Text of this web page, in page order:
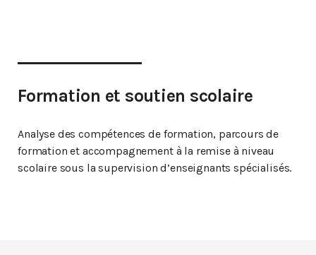
Formation et soutien scolaire
Analyse des compétences de formation, parcours de
formation et accompagnement à la remise à niveau
scolaire sous la supervision d’enseignants spécialisés.